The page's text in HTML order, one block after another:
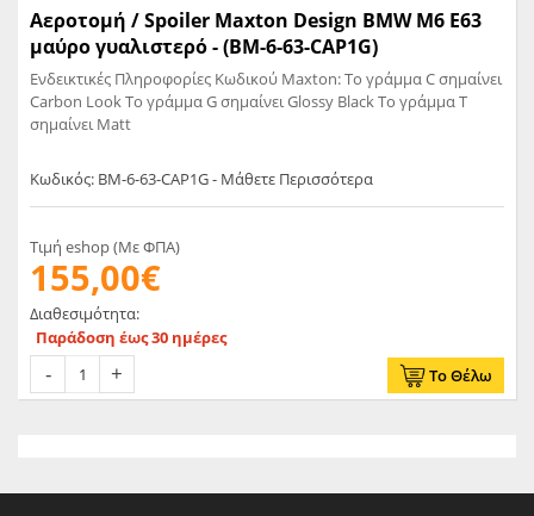
Αεροτομή / Spoiler Maxton Design BMW M6 E63
μαύρο γυαλιστερό - (BM-6-63-CAP1G)
Ενδεικτικές Πληροφορίες Κωδικού Maxton: Το γράμμα C σημαίνει
Carbon Look Το γράμμα G σημαίνει Glossy Black Το γράμμα T
σημαίνει Matt
Κωδικός: BM-6-63-CAP1G - Μάθετε Περισσότερα
Τιμή eshop (Με ΦΠΑ)
155,00€
Διαθεσιμότητα:
Παράδοση έως 30 ημέρες
Το Θέλω